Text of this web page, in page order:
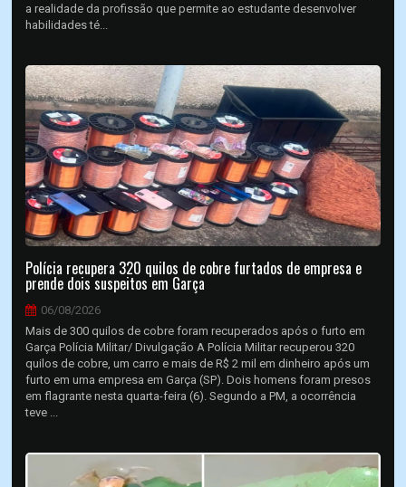
a realidade da profissão que permite ao estudante desenvolver
habilidades té...
Polícia recupera 320 quilos de cobre furtados de empresa e
prende dois suspeitos em Garça
06/08/2026
Mais de 300 quilos de cobre foram recuperados após o furto em
Garça Polícia Militar/ Divulgação A Polícia Militar recuperou 320
quilos de cobre, um carro e mais de R$ 2 mil em dinheiro após um
furto em uma empresa em Garça (SP). Dois homens foram presos
em flagrante nesta quarta-feira (6). Segundo a PM, a ocorrência
teve ...